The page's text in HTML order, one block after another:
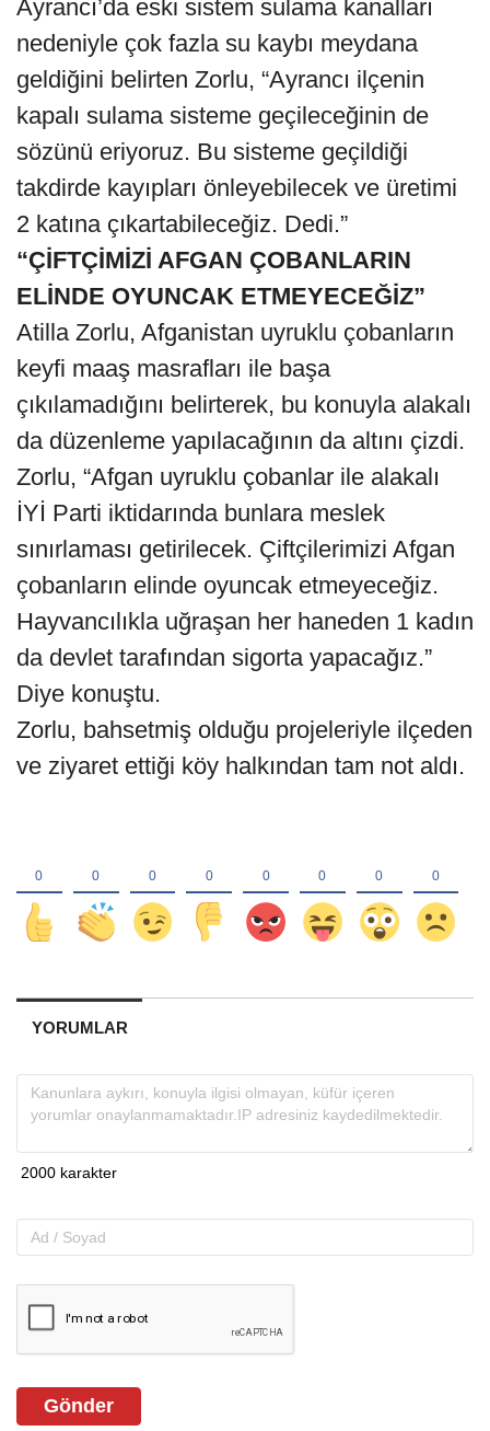
Ayrancı’da eski sistem sulama kanalları
nedeniyle çok fazla su kaybı meydana
geldiğini belirten Zorlu, “Ayrancı ilçenin
kapalı sulama sisteme geçileceğinin de
sözünü eriyoruz. Bu sisteme geçildiği
takdirde kayıpları önleyebilecek ve üretimi
2 katına çıkartabileceğiz. Dedi.”
“ÇİFTÇİMİZİ AFGAN ÇOBANLARIN
ELİNDE OYUNCAK ETMEYECEĞİZ”
Atilla Zorlu, Afganistan uyruklu çobanların
keyfi maaş masrafları ile başa
çıkılamadığını belirterek, bu konuyla alakalı
da düzenleme yapılacağının da altını çizdi.
Zorlu, “Afgan uyruklu çobanlar ile alakalı
İYİ Parti iktidarında bunlara meslek
sınırlaması getirilecek. Çiftçilerimizi Afgan
çobanların elinde oyuncak etmeyeceğiz.
Hayvancılıkla uğraşan her haneden 1 kadın
da devlet tarafından sigorta yapacağız.”
Diye konuştu.
Zorlu, bahsetmiş olduğu projeleriyle ilçeden
ve ziyaret ettiği köy halkından tam not aldı.
YORUMLAR
Gönder